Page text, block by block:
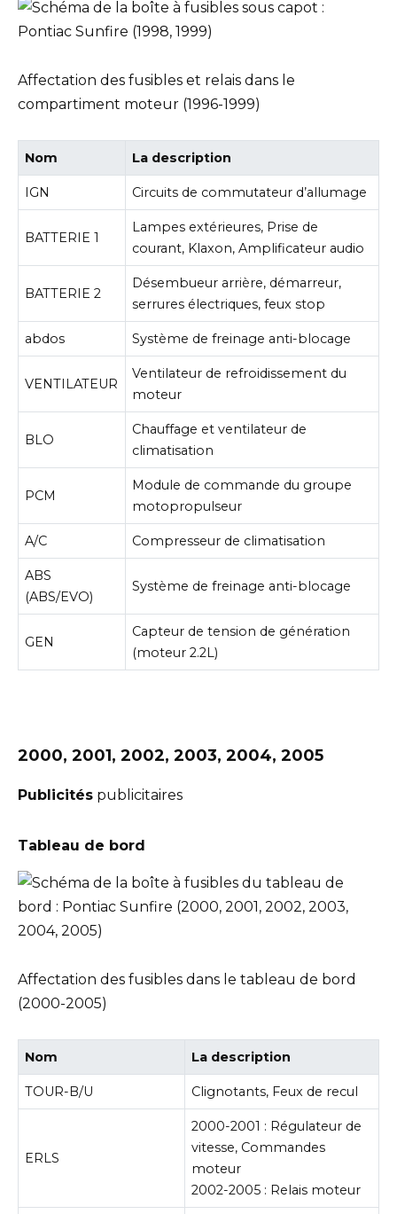
Affectation des fusibles et relais dans le
compartiment moteur (1996-1999)
Nom La description
IGN Circuits de commutateur d’allumage
BATTERIE 1
Lampes extérieures, Prise de
courant, Klaxon, Amplificateur audio
BATTERIE 2
Désembueur arrière, démarreur,
serrures électriques, feux stop
abdos Système de freinage anti-blocage
VENTILATEUR
Ventilateur de refroidissement du
moteur
BLO
Chauffage et ventilateur de
climatisation
PCM
Module de commande du groupe
motopropulseur
A/C Compresseur de climatisation
ABS
(ABS/EVO)
Système de freinage anti-blocage
GEN
Capteur de tension de génération
(moteur 2.2L)
2000, 2001, 2002, 2003, 2004, 2005
Publicités publicitaires
Tableau de bord
Affectation des fusibles dans le tableau de bord
(2000-2005)
Nom La description
TOUR-B/U Clignotants, Feux de recul
ERLS
2000-2001 : Régulateur de
vitesse, Commandes
moteur
2002-2005 : Relais moteur